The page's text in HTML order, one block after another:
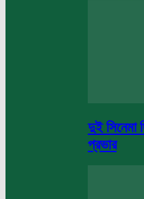
দুই সিনেমা
প্রভার